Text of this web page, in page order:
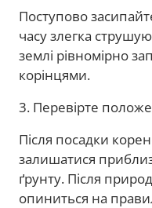
Поступово
часу злегка
землі рівномірно
корінцями.
3. Перевірте
Після посадки
залишатися
ґрунту. Після
опиниться на